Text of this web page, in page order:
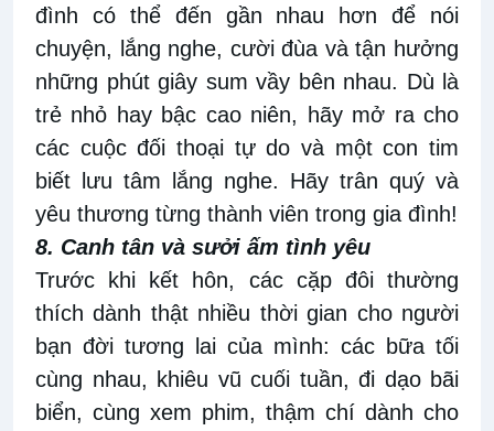
đình có thể đến gần nhau hơn để nói
chuyện, lắng nghe, cười đùa và tận hưởng
những phút giây sum vầy bên nhau. Dù là
trẻ nhỏ hay bậc cao niên, hãy mở ra cho
các cuộc đối thoại tự do và một con tim
biết lưu tâm lắng nghe. Hãy trân quý và
yêu thương từng thành viên trong gia đình!
8. Canh tân và sưởi ấm tình yêu
Trước khi kết hôn, các cặp đôi thường
thích dành thật nhiều thời gian cho người
bạn đời tương lai của mình: các bữa tối
cùng nhau, khiêu vũ cuối tuần, đi dạo bãi
biển, cùng xem phim, thậm chí dành cho